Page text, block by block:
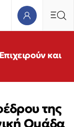
και
της
Ομάδα